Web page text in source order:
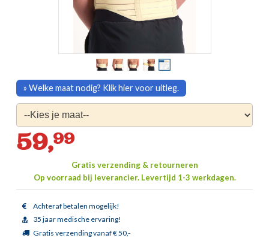
59,99
Gratis verzending & retourneren
Op voorraad bij leverancier.Levertijd 1-3 werkdagen.
Achteraf betalen mogelijk!
35 jaar medische ervaring!
Gratis verzending vanaf € 50,-
» Welke maat nodig? Klik hier voor uitleg.